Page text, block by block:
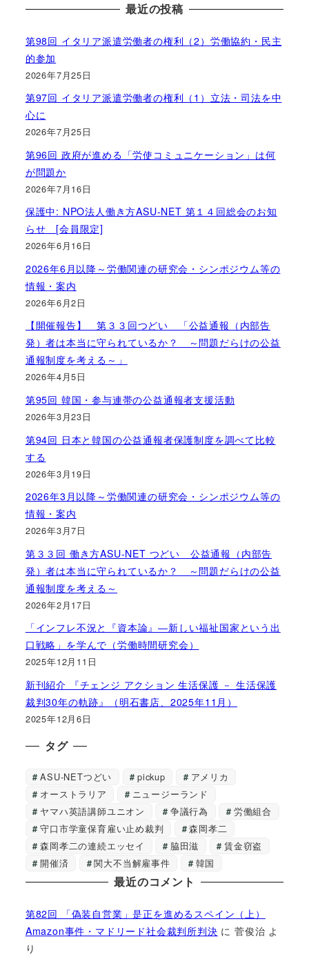
最近の投稿
第98回 イタリア派遣労働者の権利（2）労働協約・民主
的参加
2026年7月25日
第97回 イタリア派遣労働者の権利（1）立法・司法を中
心に
2026年7月25日
第96回 政府が進める「労使コミュニケーション」は何
が問題か
2026年7月16日
保護中: NPO法人働き方ASU-NET 第１４回総会のお知
らせ [会員限定]
2026年6月16日
2026年6月以降～労働関連の研究会・シンポジウム等の
情報・案内
2026年6月2日
【開催報告】 第３３回つどい 「公益通報（内部告
発）者は本当に守られているか？ ～問題だらけの公益
通報制度を考える～」
2026年4月5日
第95回 韓国・参与連帯の公益通報者支援活動
2026年3月23日
第94回 日本と韓国の公益通報者保護制度を調べて比較
する
2026年3月19日
2026年3月以降～労働関連の研究会・シンポジウム等の
情報・案内
2026年3月7日
第３３回 働き方ASU-NET つどい 公益通報（内部告
発）者は本当に守られているか？ ～問題だらけの公益
通報制度を考える～
2026年2月17日
「インフレ不況と『資本論』―新しい福祉国家という出
口戦略」を学んで（労働時間研究会）
2025年12月11日
新刊紹介 『チェンジ アクション 生活保護 － 生活保護
裁判30年の軌跡』（明石書店、2025年11月）
2025年12月6日
タグ
ASU-NETつどい pickup
アメリカ
オーストラリア
ニュージーランド
ヤマハ英語講師ユニオン
争議行為
労働組合
守口市学童保育雇い止め裁判
森岡孝二
森岡孝二の連続エッセイ
脇田滋
賃金窃盗
開催済
関大不当解雇事件 韓国
最近のコメント
第82回 「偽装自営業」是正を進めるスペイン（上）
Amazon事件・マドリード社会裁判所判決 に菅俊治 よ
り